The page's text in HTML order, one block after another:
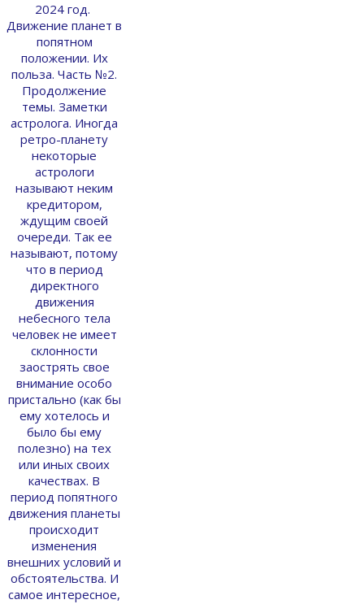
2024 год.
Движение планет в
попятном
положении. Их
польза. Часть №2.
Продолжение
темы. Заметки
астролога. Иногда
ретро-планету
некоторые
астрологи
называют неким
кредитором,
ждущим своей
очереди. Так ее
называют, потому
что в период
директного
движения
небесного тела
человек не имеет
склонности
заострять свое
внимание особо
пристально (как бы
ему хотелось и
было бы ему
полезно) на тех
или иных своих
качествах. В
период попятного
движения планеты
происходит
изменения
внешних условий и
обстоятельства. И
самое интересное,